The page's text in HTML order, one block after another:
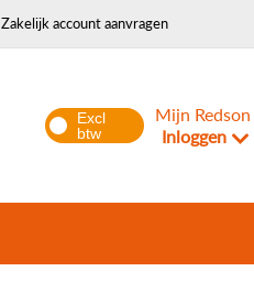
Zakelijk account aanvragen
Mijn Redson
Inloggen